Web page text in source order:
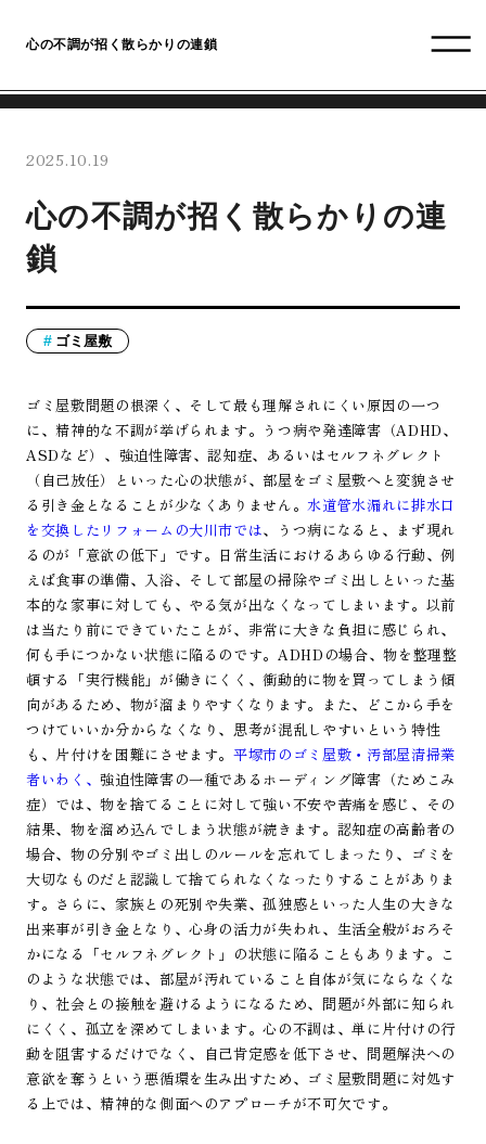
心の不調が招く散らかりの連鎖
2025.10.19
心の不調が招く散らかりの連
鎖
ゴミ屋敷
ゴミ屋敷問題の根深く、そして最も理解されにくい原因の一つ
に、精神的な不調が挙げられます。うつ病や発達障害（ADHD、
ASDなど）、強迫性障害、認知症、あるいはセルフネグレクト
（自己放任）といった心の状態が、部屋をゴミ屋敷へと変貌させ
る引き金となることが少なくありません。 水道管水漏れに排水口
を交換したリフォームの大川市では、うつ病になると、まず現れ
るのが「意欲の低下」です。日常生活におけるあらゆる行動、例
えば食事の準備、入浴、そして部屋の掃除やゴミ出しといった基
本的な家事に対しても、やる気が出なくなってしまいます。以前
は当たり前にできていたことが、非常に大きな負担に感じられ、
何も手につかない状態に陥るのです。ADHDの場合、物を整理整
頓する「実行機能」が働きにくく、衝動的に物を買ってしまう傾
向があるため、物が溜まりやすくなります。また、どこから手を
つけていいか分からなくなり、思考が混乱しやすいという特性
も、片付けを困難にさせます。平塚市のゴミ屋敷・汚部屋清掃業
者いわく、強迫性障害の一種であるホーディング障害（ためこみ
症）では、物を捨てることに対して強い不安や苦痛を感じ、その
結果、物を溜め込んでしまう状態が続きます。認知症の高齢者の
場合、物の分別やゴミ出しのルールを忘れてしまったり、ゴミを
大切なものだと認識して捨てられなくなったりすることがありま
す。さらに、家族との死別や失業、孤独感といった人生の大きな
出来事が引き金となり、心身の活力が失われ、生活全般がおろそ
かになる「セルフネグレクト」の状態に陥ることもあります。こ
のような状態では、部屋が汚れていること自体が気にならなくな
り、社会との接触を避けるようになるため、問題が外部に知られ
にくく、孤立を深めてしまいます。心の不調は、単に片付けの行
動を阻害するだけでなく、自己肯定感を低下させ、問題解決への
意欲を奪うという悪循環を生み出すため、ゴミ屋敷問題に対処す
る上では、精神的な側面へのアプローチが不可欠です。